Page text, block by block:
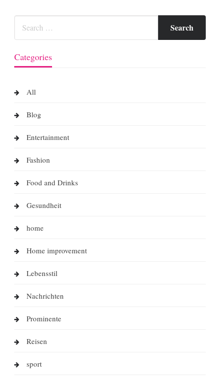
Categories
All
Blog
Entertainment
Fashion
Food and Drinks
Gesundheit
home
Home improvement
Lebensstil
Nachrichten
Prominente
Reisen
sport